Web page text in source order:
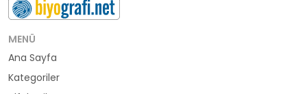
MENÜ
Ana Sayfa
Kategoriler